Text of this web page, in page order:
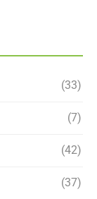
(33)
(7)
(42)
(37)